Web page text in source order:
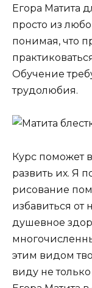
Егора Матита
просто из
понимая, что
Обучение
трудолюбия.
Курс поможет
развить их. Я
рисование
избавиться от
душевное
этим видом
виду не